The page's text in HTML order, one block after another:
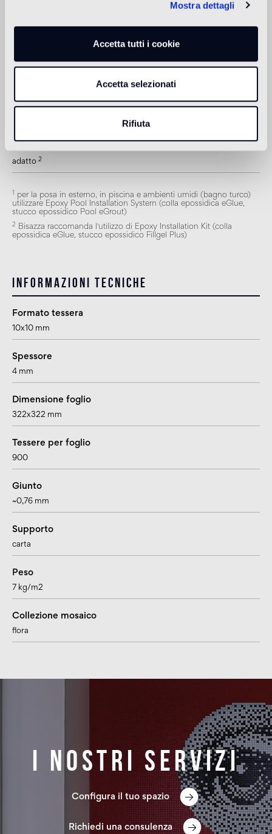
Mostra dettagli
Accetta tutti i cookie
Accetta selezionati
Rifiuta
Rivestimento interno
Rivestimento esterno
adatto 2
per la posa in esterno, in piscina e ambienti umidi (bagno turco)
utilizzare Epoxy Pool Installation System (colla epossidica eGlue,
stucco epossidico Pool eGrout)
2
Bisazza raccomanda l'utilizzo di Epoxy Installation Kit (colla
epossidica eGlue, stucco epossidico Fillgel Plus)
Informazioni tecniche
Formato tessera
10x10 mm
Spessore
4 mm
Dimensione foglio
322x322 mm
Tessere per foglio
900
Giunto
~0,76 mm
Supporto
carta
Peso
7 kg/m2
Collezione mosaico
flora
I nostri servizi
Configura il tuo spazio
Richiedi una consulenza